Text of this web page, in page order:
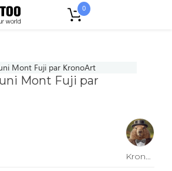
0
Bebe
Bavoir bébé uni Mont Fuji
Mont Fuji par
KronoArt